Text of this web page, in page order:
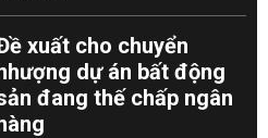
xuất cho chuyển
dự án bất động
đang thế chấp ngân